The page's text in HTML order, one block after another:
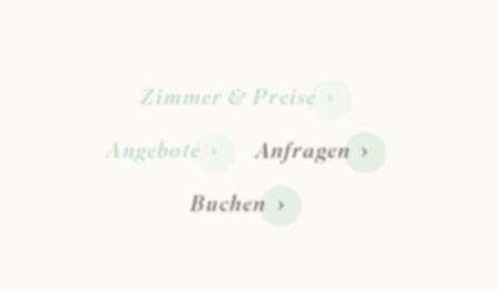
Zimmer & Preise
Angebote
Anfragen
Buchen